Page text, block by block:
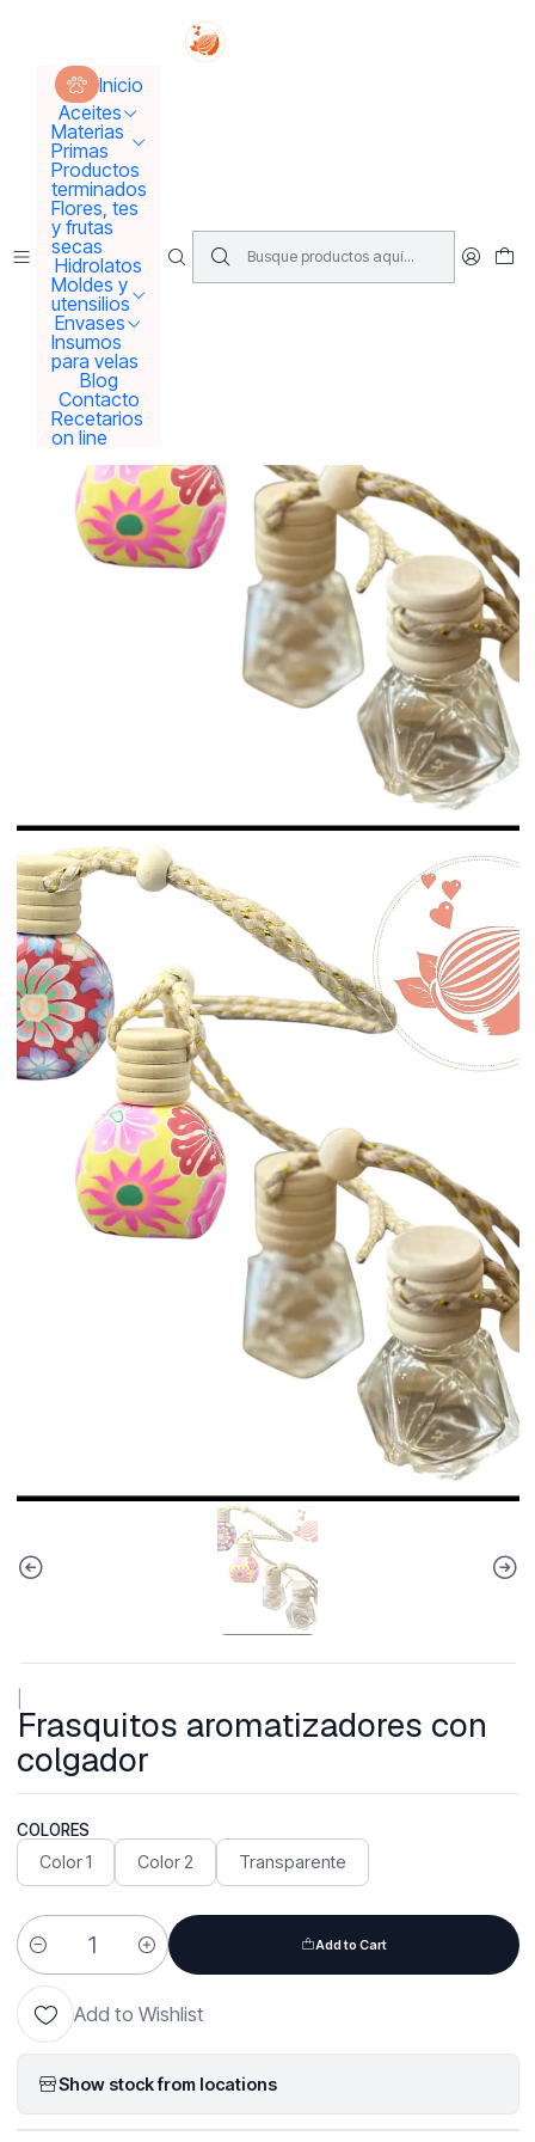
Inicio
Aceites
Materias
Primas
Productos
terminados
Flores, tes
y frutas
secas
Hidrolatos
Moldes y
utensilios
Envases
Insumos
para velas
Blog
Contacto
Recetarios
on line
Tus sueños se concretan aquí !!!
Frasquitos aromatizadores con colgador
Frasquitos aromatizadores con
colgador
COLORES
Color 1 Color 2 Transparente
Quantity
Add to Cart
Add to Wishlist
Show stock from locations